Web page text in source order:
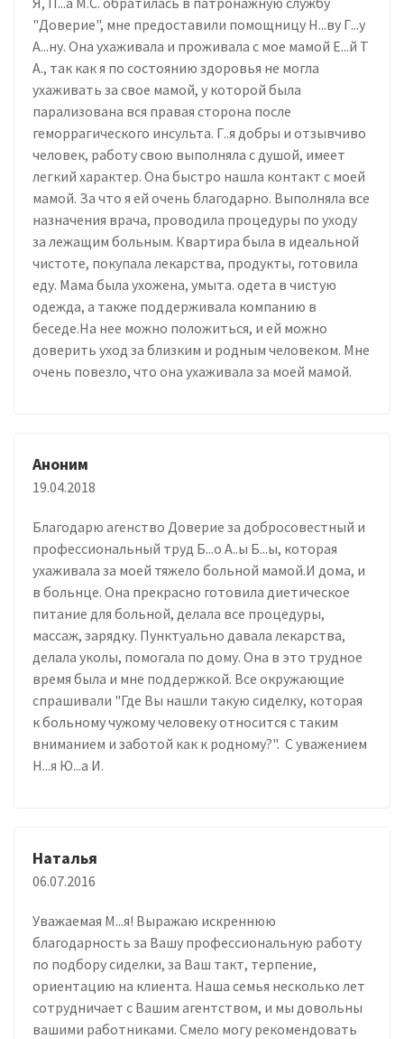
"Доверие", мне предоставили помощницу Н...ву Г...у
А...ну. Она ухаживала и проживала с мое мамой Е...й Т
А., так как я по состоянию здоровья не могла
ухаживать за свое мамой, у которой была
парализована вся правая сторона после
геморрагического инсульта. Г..я добры и отзывчиво
человек, работу свою выполняла с душой, имеет
легкий характер. Она быстро нашла контакт с моей
мамой. За что я ей очень благодарно. Выполняла все
назначения врача, проводила процедуры по уходу
за лежащим больным. Квартира была в идеальной
чистоте, покупала лекарства, продукты, готовила
еду. Мама была ухожена, умыта. одета в чистую
одежда, а также поддерживала компанию в
беседе.На нее можно положиться, и ей можно
доверить уход за близким и родным человеком. Мне
очень повезло, что она ухаживала за моей мамой.
Аноним
19.04.2018
Благодарю агенство Доверие за добросовестный и
профессиональный труд Б...о А..ы Б...ы, которая
ухаживала за моей тяжело больной мамой.И дома, и
в больнце. Она прекрасно готовила диетическое
питание для больной, делала все процедуры,
массаж, зарядку. Пунктуально давала лекарства,
делала уколы, помогала по дому. Она в это трудное
время была и мне поддержкой. Все окружающие
спрашивали "Где Вы нашли такую сиделку, которая
к больному чужому человеку относится с таким
вниманием и заботой как к родному?". С уважением
Н...я Ю...а И.
Наталья
06.07.2016
Уважаемая М...я! Выражаю искреннюю
благодарность за Вашу профессиональную работу
по подбору сиделки, за Ваш такт, терпение,
ориентацию на клиента. Наша семья несколько лет
сотрудничает с Вашим агентством, и мы довольны
вашими работниками. Смело могу рекомендовать